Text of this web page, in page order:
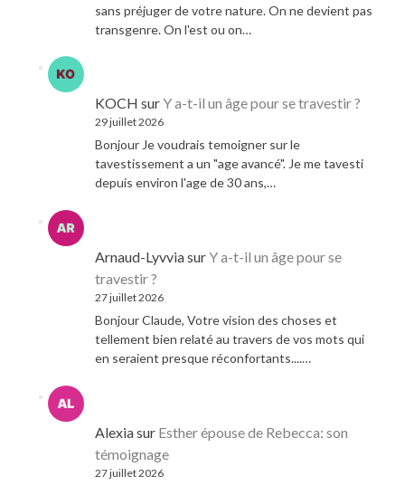
sans préjuger de votre nature. On ne devient pas
transgenre. On l'est ou on…
KOCH surY a-t-il un âge pour se travestir ?
29 juillet 2026
Bonjour Je voudrais temoigner sur le
tavestissement a un "age avancé". Je me tavesti
depuis environ l'age de 30 ans,…
Arnaud-LyvviasurY a-t-il un âge pour se
travestir ?
27 juillet 2026
Bonjour Claude, Votre vision des choses et
tellement bien relaté au travers de vos mots qui
en seraient presque réconfortants....…
Alexiasur Esther épouse de Rebecca: son
témoignage
27 juillet 2026